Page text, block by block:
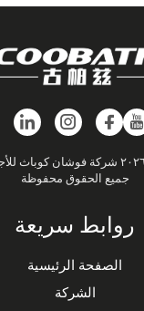
جميع الحقوق محفوظة
روابط سريعة
الصفحة الرئيسية
الشركة